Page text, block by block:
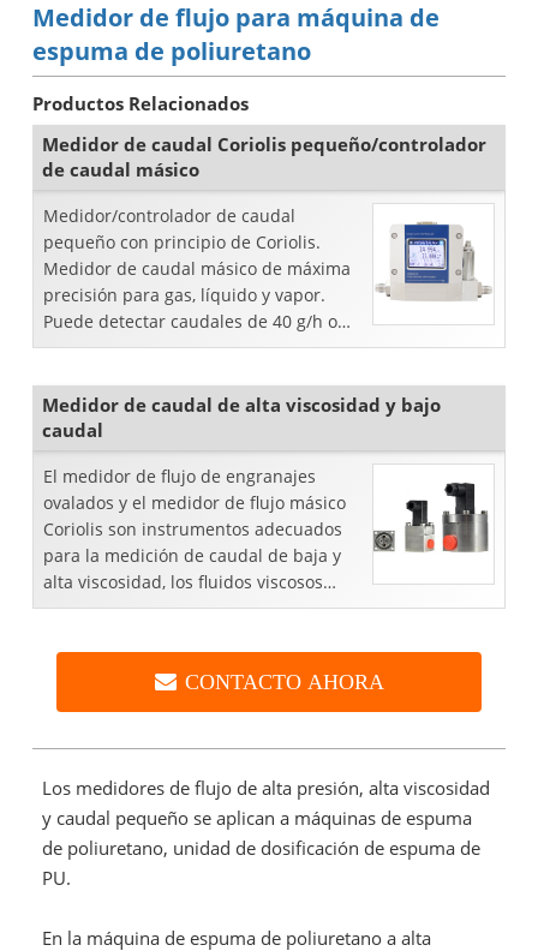
Medidor de flujo para máquina de
espuma de poliuretano
Productos Relacionados
Medidor de caudal Coriolis pequeño/controlador
de caudal másico
Medidor/controlador de caudal
pequeño con principio de Coriolis.
Medidor de caudal másico de máxima
precisión para gas, líquido y vapor.
Puede detectar caudales de 40 g/h o
incluso inferiores.
Medidor de caudal de alta viscosidad y bajo
caudal
El medidor de flujo de engranajes
ovalados y el medidor de flujo másico
Coriolis son instrumentos adecuados
para la medición de caudal de baja y
alta viscosidad, los fluidos viscosos
incluyen: látex, petróleo crudo, pasta de
CONTACTO AHORA
Los medidores de flujo de alta presión, alta viscosidad
y caudal pequeño se aplican a máquinas de espuma
de poliuretano, unidad de dosificación de espuma de
PU.
En la máquina de espuma de poliuretano a alta